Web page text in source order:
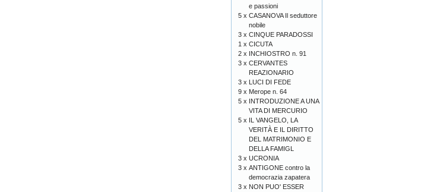
e passioni
5 x CASANOVA Il seduttore
nobile
3 x CINQUE PARADOSSI
1 x CICUTA
2 x INCHIOSTRO n. 91
3 x CERVANTES
REAZIONARIO
3 x LUCI DI FEDE
9 x Merope n. 64
5 x INTRODUZIONE A UNA
VITA DI MERCURIO
5 x IL VANGELO, LA
VERITÀ E IL DIRITTO
DEL MATRIMONIO E
DELLA FAMIGL
3 x UCRONIA
3 x ANTIGONE contro la
democrazia zapatera
3 x NON PUO' ESSER